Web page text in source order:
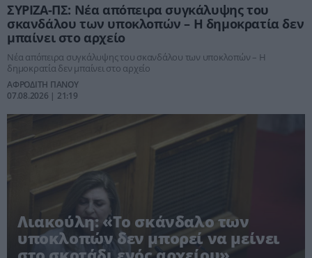
ΣΥΡΙΖΑ-ΠΣ: Νέα απόπειρα συγκάλυψης του
σκανδάλου των υποκλοπών – Η δημοκρατία δεν
μπαίνει στο αρχείο
Νέα απόπειρα συγκάλυψης του σκανδάλου των υποκλοπών – Η
δημοκρατία δεν μπαίνει στο αρχείο
ΑΦΡΟΔΙΤΗ ΠΑΝΟΥ
07.08.2026 | 21:19
Λιακούλη: «Το σκάνδαλο των
υποκλοπών δεν μπορεί να μείνει